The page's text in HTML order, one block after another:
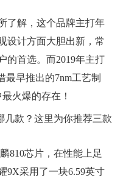
了解，这个品牌主打年
设计方面大胆出新，常
的首选。而2019年主打
最早推出的7nm工艺制
火爆的存在！
810芯片，在性能上足
9X采用了一块6.59英寸